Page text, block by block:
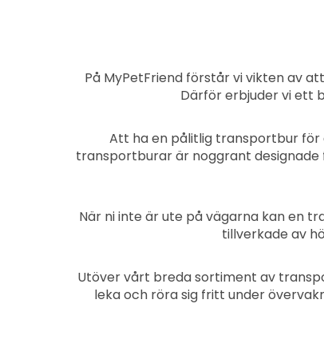
På MyPetFriend förstår vi vikten av
Därför erbjuder vi ett
Att ha en pålitlig transportbur för
transportburar är noggrant
När ni inte är ute på vägarna kan en
tillverkade av
Utöver vårt breda sortiment av
leka och röra sig fritt under